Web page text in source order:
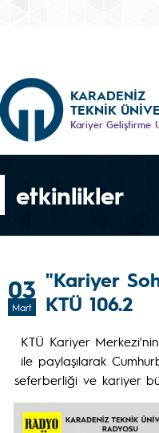
KARADENİZ
TEKNİK
Kariyer Geliştirme
etkinlikler
03
Mart
"Kariyer
KTÜ 106.2
KTÜ Kariyer
ile paylaşılarak
seferberliği ve kariyer